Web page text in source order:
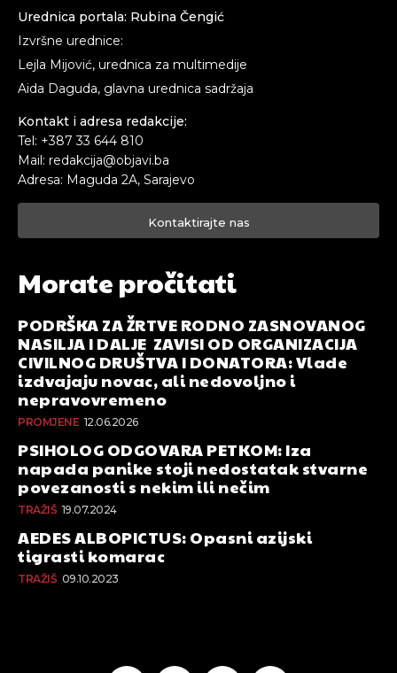
Urednica portala: Rubina Čengić
Izvršne urednice:
Lejla Mijović, urednica za multimedije
Aida Daguda, glavna urednica sadržaja
Kontakt i adresa redakcije:
Tel: +387 33 644 810
Mail: redakcija@objavi.ba
Adresa: Maguda 2A, Sarajevo
Kontaktirajte nas
Morate pročitati
PODRŠKA ZA ŽRTVE RODNO ZASNOVANOG
NASILJA I DALJE ZAVISI OD ORGANIZACIJA
CIVILNOG DRUŠTVA I DONATORA: Vlade
izdvajaju novac, ali nedovoljno i
nepravovremeno
PROMJENE 12.06.2026
PSIHOLOG ODGOVARA PETKOM: Iza
napada panike stoji nedostatak stvarne
povezanosti s nekim ili nečim
TRAŽIŠ 19.07.2024
AEDES ALBOPICTUS: Opasni azijski
tigrasti komarac
TRAŽIŠ 09.10.2023